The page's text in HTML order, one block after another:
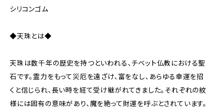
シリコンゴム
◆天珠とは◆
天珠は数千年の歴史を持つといわれる、チベット仏教における聖
石です。霊力をもって災厄を遠ざけ、富をなし、あらゆる幸運を招
くと信じられ、長い時を経て受け継がれてきました。それぞれの紋
様には固有の意味があり、魔を絶って財運を呼ぶとされています。